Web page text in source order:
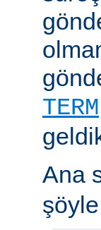
TERM
Ana